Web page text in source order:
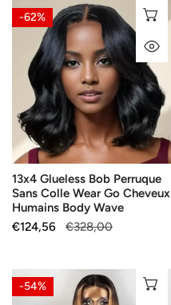
13x4
Glueless
Perruque
Sans
Colle
Wear
Go
Cheveux
Humains
Body
Wave
-62%
13x4 Glueless Bob Perruque
Sans Colle Wear Go Cheveux
Humains Body Wave
Продажна
€124,56
Редовна
€328,00
Glueless
Gradient
-54%